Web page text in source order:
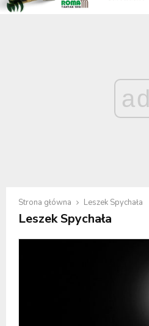
ad
Strona główna Leszek Spychała
Leszek Spychała